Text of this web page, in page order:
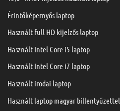
Érintőképernyős laptop
Használt full HD kijelzős laptop
Használt Intel Core i5 laptop
Használt Intel Core i7 laptop
Használt irodai laptop
Használt laptop magyar billentyűzettel